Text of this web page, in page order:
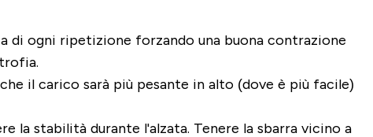
di ogni ripetizione forzando una buona contrazione
il carico sarà più pesante in alto (dove è più facile)
la stabilità durante l'alzata. Tenere la sbarra vicino a